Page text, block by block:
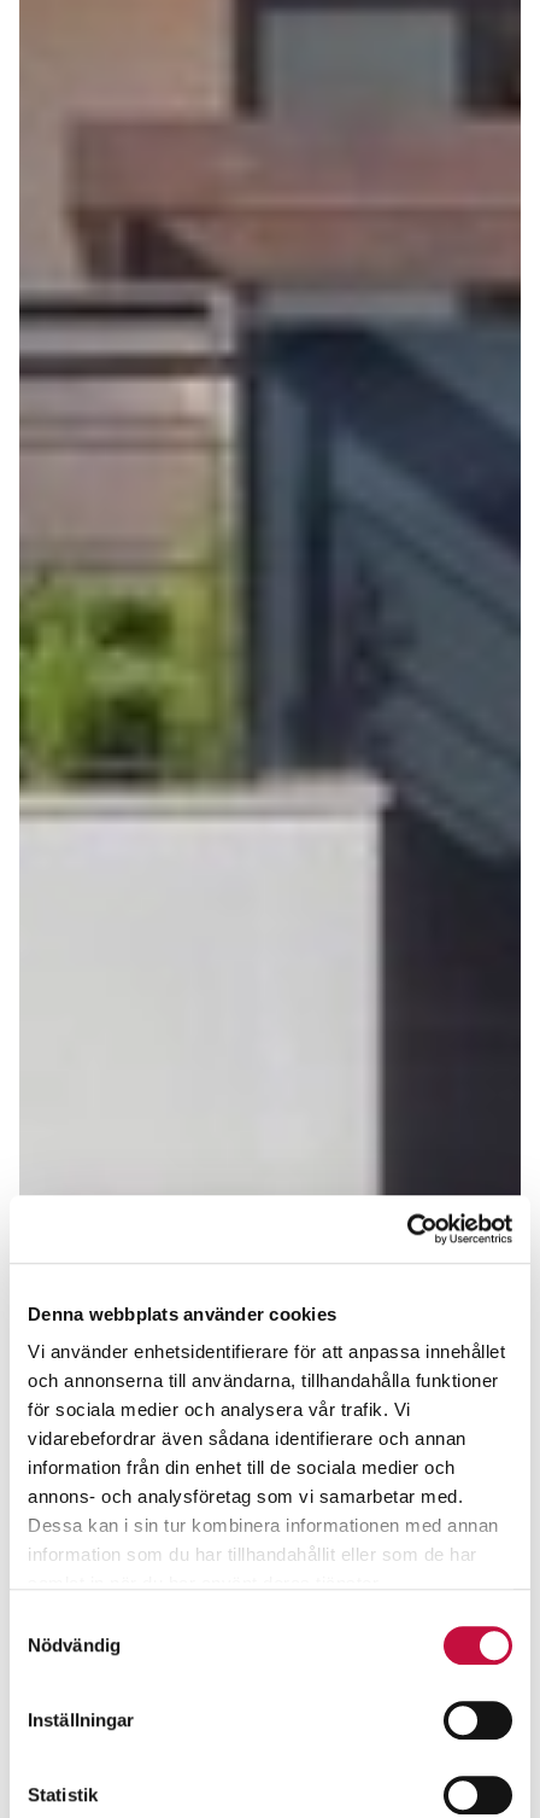
Denna webbplats använder cookies
Vi använder enhetsidentifierare för att anpassa innehållet
och annonserna till användarna, tillhandahålla funktioner
för sociala medier och analysera vår trafik. Vi
vidarebefordrar även sådana identifierare och annan
information från din enhet till de sociala medier och
annons- och analysföretag som vi samarbetar med.
Dessa kan i sin tur kombinera informationen med annan
information som du har tillhandahållit eller som de har
Nödvändig
Inställningar
Statistik